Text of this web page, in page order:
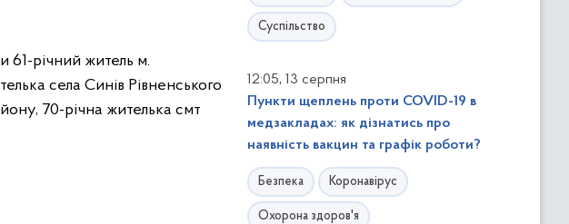
61-річний житель м.
села Синів Рівненського
70-річна жителька смт
Суспільство
12:05, 13 серпня
Пункти щеплень проти COVID-19 в
медзакладах: як дізнатись про
наявність вакцин та графік роботи?
Безпека Коронавірус
Охорона здоров'я